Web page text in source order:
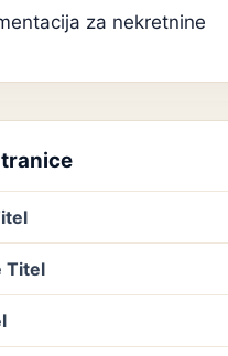
za nekretnine
Titel